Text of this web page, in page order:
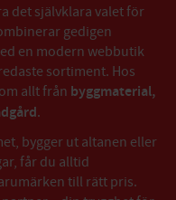
det självklara valet för
gedigen
en modern webbutik
sortiment. Hos
allt från byggmaterial,
.
bygger ut altanen eller
får du alltid
till rätt pris.